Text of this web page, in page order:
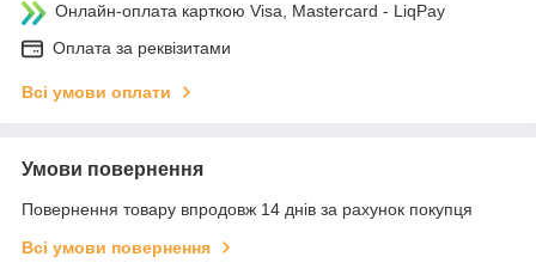
Онлайн-оплата карткою Visa, Mastercard - LiqPay
Оплата за реквізитами
Всі умови оплати
Умови повернення
Повернення товару впродовж 14 днів за рахунок покупця
Всі умови повернення